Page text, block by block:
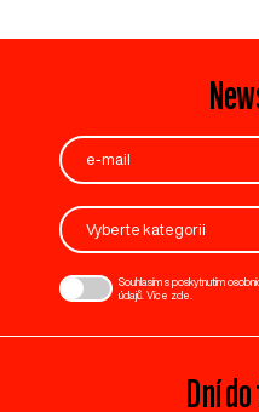
Vyberte kategorii
Souhlasím s poskytnutím
údajů. Více zde
Dní